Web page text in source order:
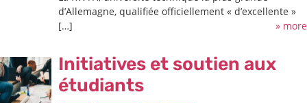
d’Allemagne, qualifiée officiellement « d’excellente »
[…]
» more
Initiatives et soutien aux
étudiants